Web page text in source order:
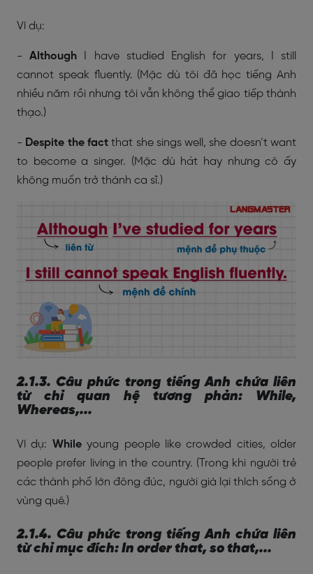
Ví dụ:
-Although I have studied English for years, I still
cannot speak fluently. (Mặc dù tôi đã học tiếng Anh
nhiều năm rồi nhưng tôi vẫn không thể giao tiếp thành
thạo.)
- Despite the factthat she sings well, she doesn’t want
to become a singer. (Mặc dù hát hay nhưng cô ấy
không muốn trở thành ca sĩ.)
2.1.3. Câu phức trong tiếng Anh chứa liên
từ chỉ quan hệ tương phản: While,
Whereas,...
Ví dụ: Whileyoung people like crowded cities, older
people prefer living in the country. (Trong khi người trẻ
các thành phố lớn đông đúc, người già lại thích sống ở
vùng quê.)
2.1.4. Câu phức trong tiếng Anh chứa liên
từ chỉ mục đích: In order that, so that,...